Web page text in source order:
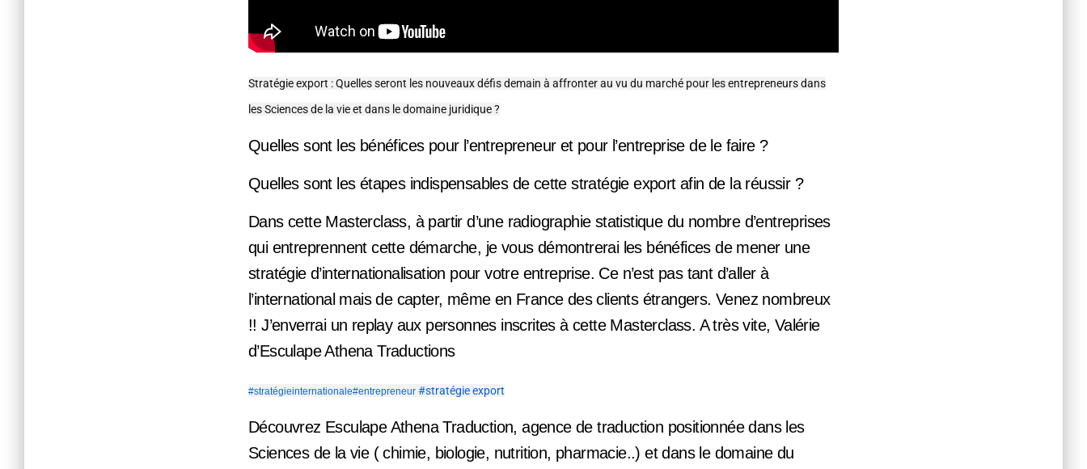
Stratégie export : Quelles seront les nouveaux défis demain à affronter au vu du marché pour les entrepreneurs dans
les Sciences de la vie et dans le domaine juridique ?
Quelles sont les bénéfices pour l’entrepreneur et pour l’entreprise de le faire ?
Quelles sont les étapes indispensables de cette stratégie export afin de la réussir ?
Dans cette Masterclass, à partir d’une radiographie statistique du nombre d’entreprises
qui entreprennent cette démarche, je vous démontrerai les bénéfices de mener une
stratégie d’internationalisation pour votre entreprise. Ce n’est pas tant d’aller à
l’international mais de capter, même en France des clients étrangers. Venez nombreux
!! J’enverrai un replay aux personnes inscrites à cette Masterclass. A très vite, Valérie
d’Esculape Athena Traductions
#stratégieinternationale#entrepreneur #stratégie export
Découvrez Esculape Athena Traduction, agence de traduction positionnée dans les
Sciences de la vie ( chimie, biologie, nutrition, pharmacie..) et dans le domaine du